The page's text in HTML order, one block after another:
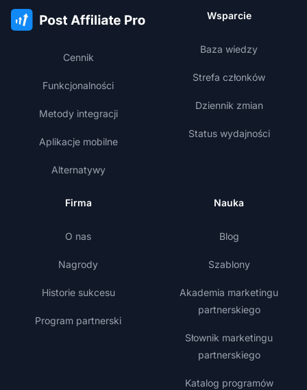
Cennik
Funkcjonalności
Metody integracji
Aplikacje mobilne
Alternatywy
Wsparcie
Baza wiedzy
Strefa członków
Dziennik zmian
Status wydajności
Firma
O nas
Nagrody
Historie sukcesu
Program partnerski
Nauka
Blog
Szablony
Akademia marketingu
partnerskiego
Słownik marketingu
partnerskiego
Katalog programów